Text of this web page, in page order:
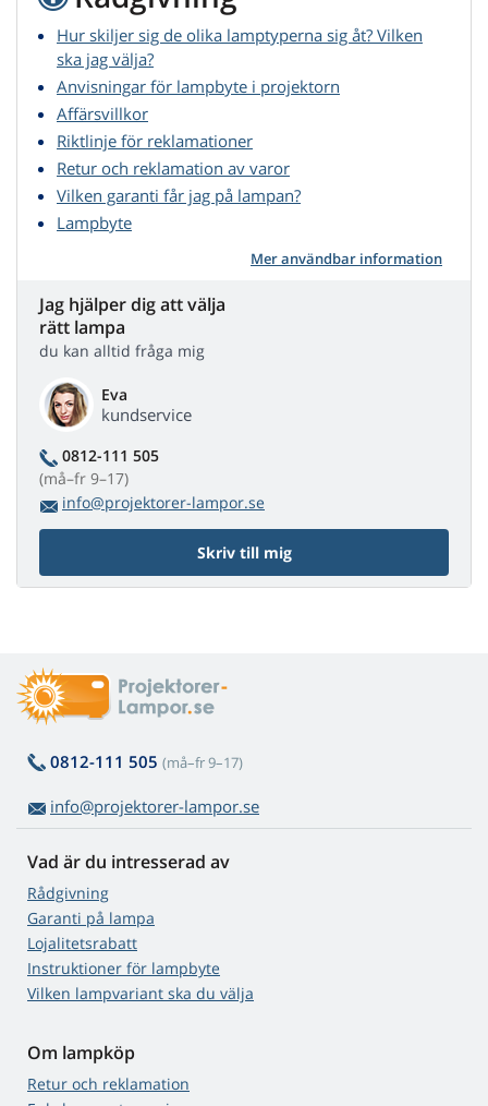
Hur skiljer sig de olika lamptyperna sig åt? Vilken
ska jag välja?
Anvisningar för lampbyte i projektorn
Affärsvillkor
Riktlinje för reklamationer
Retur och reklamation av varor
Vilken garanti får jag på lampan?
Lampbyte
Mer användbar information
Jag hjälper dig att välja
rätt lampa
du kan alltid fråga mig
Eva
kundservice
0812-111 505
(må–fr 9–17)
info@projektorer-lampor.se
Skriv till mig
0812-111 505 (må–fr 9–17)
info@projektorer-lampor.se
Vad är du intresserad av
Rådgivning
Garanti på lampa
Lojalitetsrabatt
Instruktioner för lampbyte
Vilken lampvariant ska du välja
Om lampköp
Retur och reklamation